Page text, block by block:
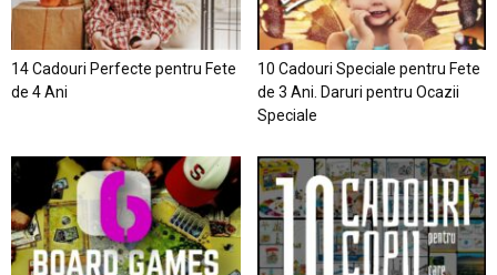
14 Cadouri Perfecte pentru Fete
de 4 Ani
10 Cadouri Speciale pentru Fete
de 3 Ani. Daruri pentru Ocazii
Speciale